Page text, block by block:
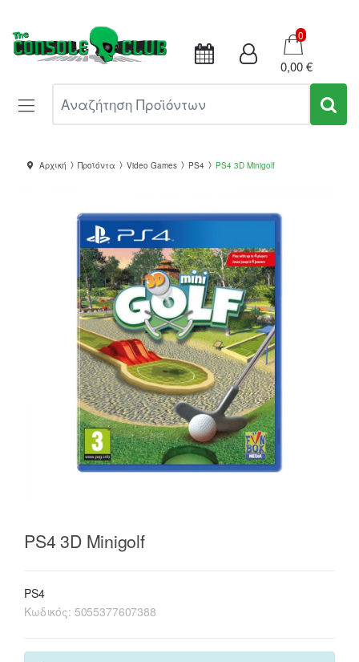
Καλάθι
0
0,00 €
Αρχική Προϊόντα Video Games PS4 PS4 3D Minigolf
PS4 3D Minigolf
PS4
Κωδικός: 5055377607388